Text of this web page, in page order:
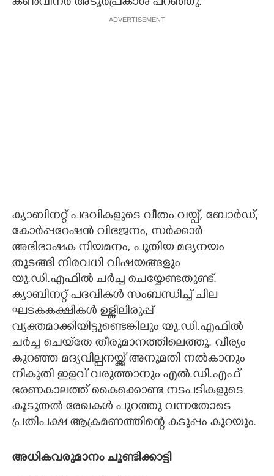
ADVERTISEMENT
ക്യാബിനറ്റ് പദവികളുടെ വീതം വയ്പ്, ബോർഡ്,
കോർപ്പറേഷൻ വിഭജനം, സർക്കാർ
അഭിഭാഷക നിയമനം, പുതിയ മദ്യനയം
തുടങ്ങി നിരവധി വിഷയങ്ങളും
യു.ഡി.എഫിൽ ചർച്ച ചെയ്യേണ്ടതുണ്ട്.
ക്യാബിനറ്റ് പദവികൾ സംബന്ധിച്ച് ചില
ഘടകകക്ഷികൾ ഉള്ളിലിരുപ്പ്
വ്യക്തമാക്കിയിട്ടുണ്ടെങ്കിലും യു.ഡി.എഫിൽ
ചർച്ച ചെയ്തേ തീരുമാനത്തിലെത്തൂ. വീര്യം
കുറഞ്ഞ മദ്യവില്പനയ്ക്ക് അനുമതി നൽകാനും
നികുതി ഇളവ് വരുത്താനും എൽ.ഡി.എഫ്
ഭരണകാലത്ത് കൈക്കൊണ്ട നടപടികളുടെ
കൂടുതൽ രേഖകൾ പുറത്തു വന്നതോടെ
പ്രതിപക്ഷ ആക്രമണത്തിന്റെ കടുപ്പം കുറയും.
അധികവരുമാനം ചൂണ്ടിക്കാട്ടി